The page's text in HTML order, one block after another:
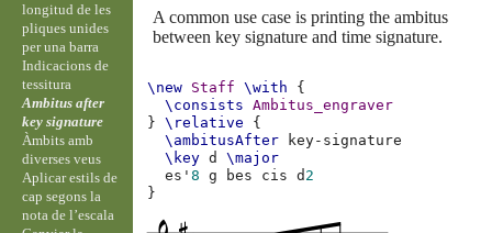
A common use case is printing the ambitus
between key signature and time signature.
\new Staff \with
{
\consists
Ambitus_engraver
}
\relative
{
\ambitusAfter
\key d
\major
es'8 g bes cis d 2
}
longitud de les
pliques unides
per una barra
Indicacions de
tessitura
Ambitus after
key signature
Àmbits amb
diverses veus
Aplicar estils de
cap segons la
nota de l’escala